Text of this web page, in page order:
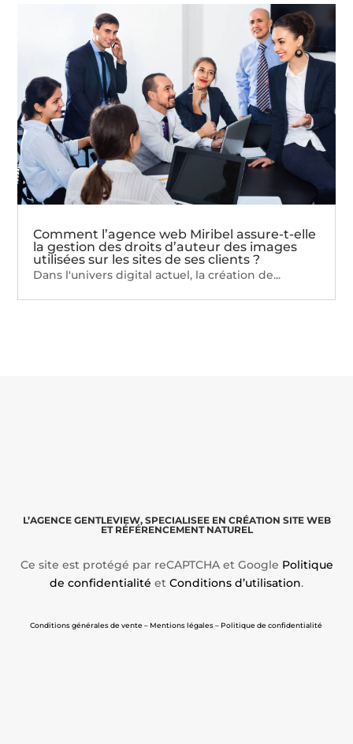
Comment l’agence web Miribel assure-t-elle
la gestion des droits d’auteur des images
utilisées sur les sites de ses clients ?
Dans l'univers digital actuel, la création de...
L’AGENCE GENTLEVIEW, SPECIALISEE EN CRÉATION SITE WEB
ET RÉFÉRENCEMENT NATUREL
Ce site est protégé par reCAPTCHA et Google Politique
de confidentialité et Conditions d’utilisation.
Conditions générales de vente – Mentions légales – Politique de confidentialité